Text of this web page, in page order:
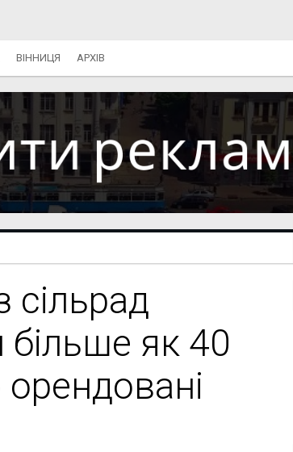
ВІННИЦЯ АРХІВ
сільрад
як 40